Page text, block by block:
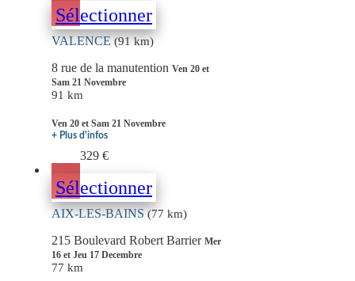
Sélectionner
VALENCE(91 km)
8 rue de la manutention Ven 20 et
Sam 21 Novembre
91 km
Ven 20 et Sam 21 Novembre
+ Plus d'infos
329 €
Sélectionner
AIX-LES-BAINS(77 km)
215 Boulevard Robert Barrier Mer
16 et Jeu 17 Decembre
77 km